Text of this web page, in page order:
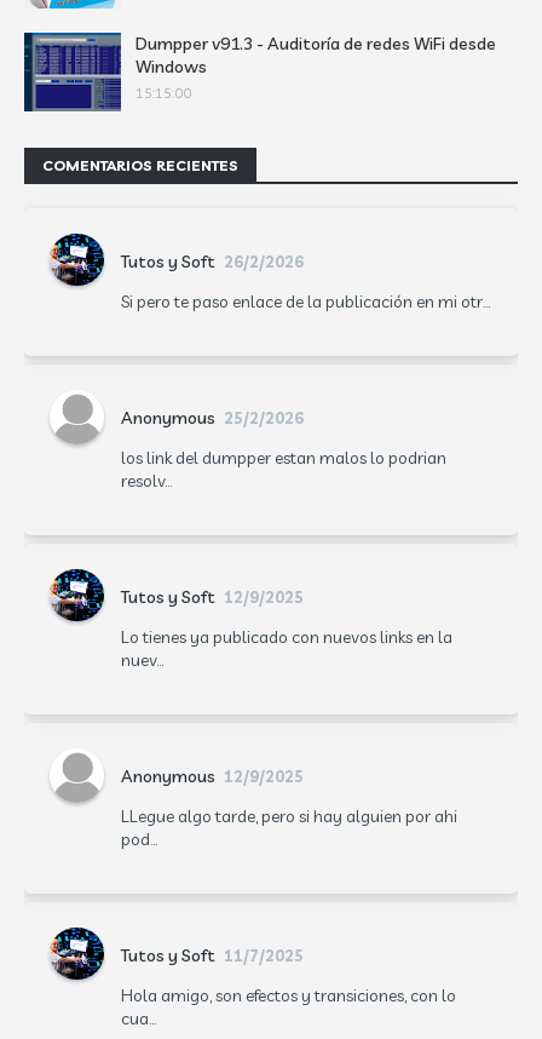
Dumpper v91.3 - Auditoría de redes WiFi desde
Windows
15:15:00
COMENTARIOS RECIENTES
Tutos y Soft 26/2/2026
Si pero te paso enlace de la publicación en mi otr...
Anonymous 25/2/2026
los link del dumpper estan malos lo podrian
resolv...
Tutos y Soft 12/9/2025
Lo tienes ya publicado con nuevos links en la
nuev...
Anonymous 12/9/2025
LLegue algo tarde, pero si hay alguien por ahi
pod...
Tutos y Soft 11/7/2025
Hola amigo, son efectos y transiciones, con lo
cua...